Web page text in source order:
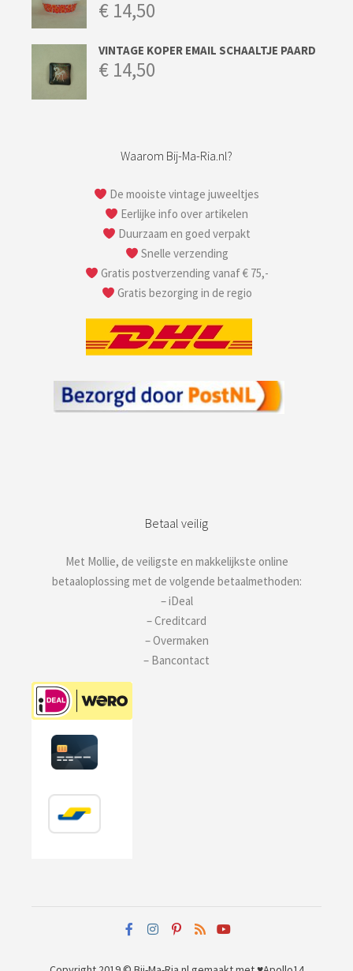
€ 14,50
VINTAGE KOPER EMAIL SCHAALTJE PAARD
€ 14,50
Waarom Bij-Ma-Ria.nl?
De mooiste vintage juweeltjes
Eerlijke info over artikelen
Duurzaam en goed verpakt
Snelle verzending
Gratis postverzending vanaf € 75,-
Gratis bezorging in de regio
Betaal veilig
Met Mollie, de veiligste en makkelijkste online
betaaloplossing met de volgende betaalmethoden:
– iDeal
– Creditcard
– Overmaken
– Bancontact